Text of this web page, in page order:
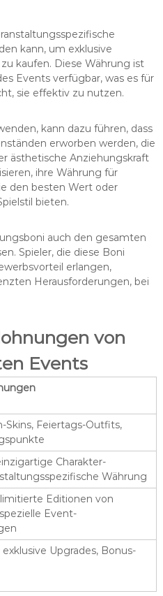
kann, um exklusive
kaufen. Diese Währung ist
Events verfügbar, was es für
sie effektiv zu nutzen.
kann dazu führen, dass
erworben werden, die
ästhetische Anziehungskraft
ihre Währung für
den besten Wert oder
bieten.
auch den gesamten
Spieler, die diese Boni
erlangen,
Herausforderungen, bei
von
Events
Skins, Feiertags-Outfits,
Charakter-
Währung
limitierte Editionen von
Event-
Upgrades, Bonus-